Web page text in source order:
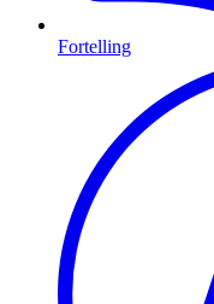
Fortelling